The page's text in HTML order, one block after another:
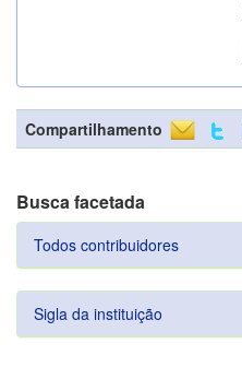
Compartilhamento
Busca facetada
Todos contribuidores
Sigla da instituição